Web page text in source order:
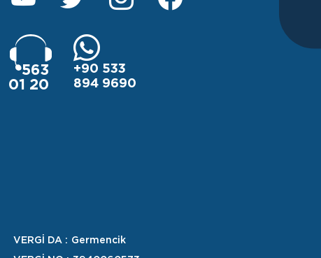
563
01 20
+90 533
894 9690
VERGİ DA : Germencik